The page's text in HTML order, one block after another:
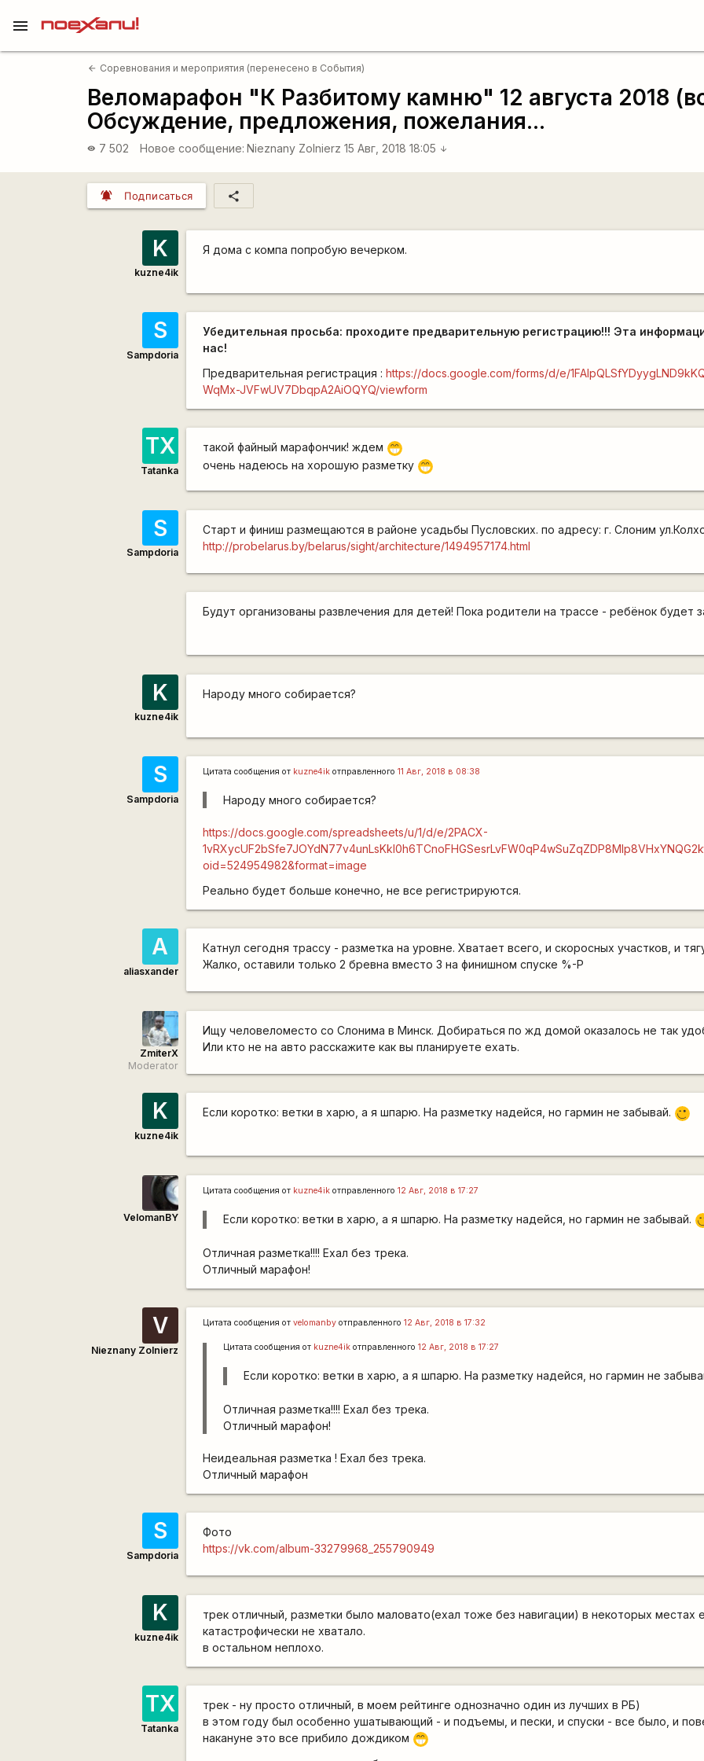
menu
arrow_back Соревнования и мероприятия (перенесено в События)
Веломарафон "К Разбитому камню" 12 августа 2018
Обсуждение, предложения, пожелания...
visibility 7 502 Новое сообщение: Nieznany Zolnierz 15 Авг, 2018 18:05 arrow_downward
notifications_active Подписаться share
K
kuzne4ik
Я дома с компа попробую вечерком.
S
Sampdoria
Убедительная просьба: проходите предварительную регистрацию!!! Эта
нас!
Предварительная регистрация :https://docs.google.com/forms/d/e/
WqMx-JVFwUV7DbqpA2AiOQYQ/viewform
ТХ
Tatanka
такой файный марафончик! ждем ;D
очень надеюсь на хорошую разметку ;D
S
Sampdoria
Старт и финиш размещаются в районе усадьбы Пусловских. по адресу: г. Слоним
http://probelarus.by/belarus/sight/architecture/1494957174.html
Будут организованы развлечения для детей! Пока родители на трассе - ребёнок будет
K
kuzne4ik
Народу много собирается?
S
Sampdoria
Цитата сообщения от kuzne4ik отправленного11 Авг, 2018 в 08:38
Народу много собирается?
https://docs.google.com/spreadsheets/u/1/d/e/2PACX-
oid=524954982&format=image
Реально будет больше конечно, не все регистрируются.
А
aliasxander
Катнул сегодня трассу - разметка на уровне. Хватает всего, и скоросных участков, и
Жалко, оставили только 2 бревна вместо 3 на финишном спуске %-P
ZmiterX
Moderator
Ищу человеломесто со Слонима в Минск. Добираться по жд домой оказалось не так
Или кто не на авто расскажите как вы планируете ехать.
K
kuzne4ik
Если коротко: ветки в харю, а я шпарю. На разметку надейся, но гармин не забывай. ,-)
VelomanBY
Цитата сообщения от kuzne4ik отправленного12 Авг, 2018 в 17:27
Если коротко: ветки в харю, а я шпарю. На разметку надейся, но гармин не забывай.
Отличная разметка!!!! Ехал без трека.
Отличный марафон!
V
Nieznany Zolnierz
Цитата сообщения отvelomanby отправленного12 Авг, 2018 в 17:32
Цитата сообщения от kuzne4ik отправленного12 Авг, 2018 в 17:27
Если коротко: ветки в харю, а я шпарю. На разметку надейся, но гармин не
Отличная разметка!!!! Ехал без трека.
Отличный марафон!
Неидеальная разметка ! Ехал без трека.
Отличный марафон
S
Sampdoria
Фото
https://vk.com/album-33279968_255790949
K
kuzne4ik
трек отличный, разметки было маловато(ехал тоже без навигации) в некоторых местах
катастрофически не хватало.
в остальном неплохо.
ТХ
Tatanka
трек - ну просто отличный, в моем рейтинге однозначно один из лучших в РБ)
в этом году был особенно ушатывающий - и подъемы, и пески, и спуски - все было, и
накануне это все прибило дождиком ;D